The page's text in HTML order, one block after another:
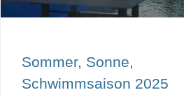
Sommer, Sonne,
Schwimmsaison 2025